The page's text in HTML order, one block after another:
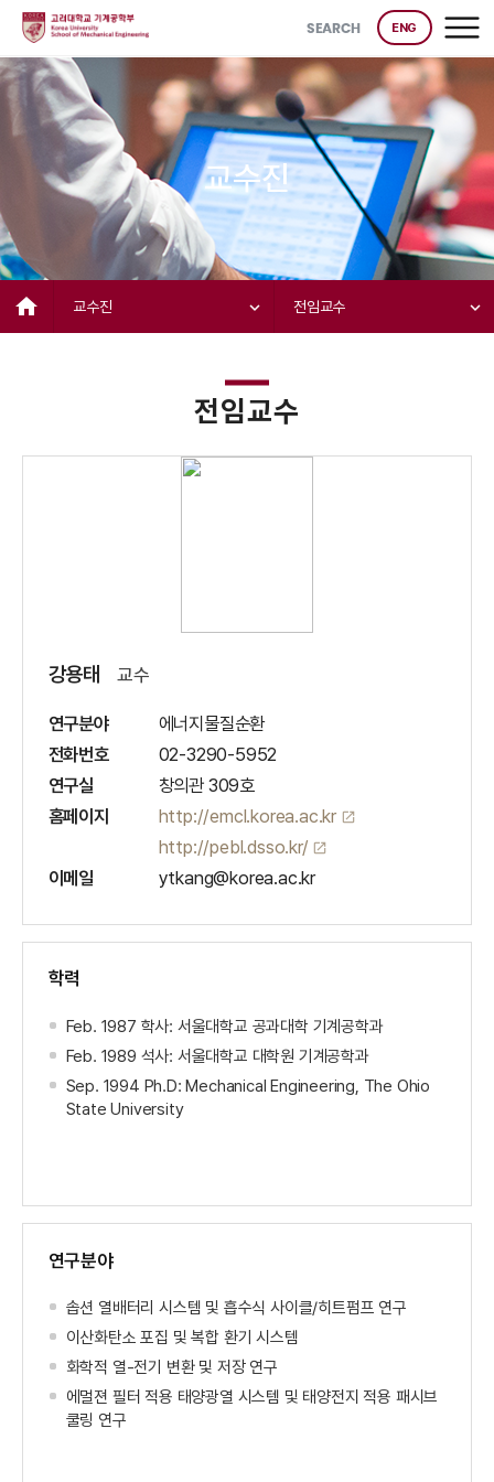
SEARCH ENG
교수진
home 교수진 expand_more 전임교수 expand_more
전임교수
강용태 교수
연구분야
에너지물질순환
전화번호
02-3290-5952
연구실
창의관 309호
홈페이지
http://emcl.korea.ac.kr open_in_new
http://pebl.dsso.kr/ open_in_new
이메일 ytkang@korea.ac.kr
학력
Feb. 1987 학사: 서울대학교 공과대학 기계공학과
Feb. 1989 석사: 서울대학교 대학원 기계공학과
Sep. 1994 Ph.D: Mechanical Engineering, The Ohio
State University
연구분야
솝션 열배터리 시스템 및 흡수식 사이클/히트펌프 연구
이산화탄소 포집 및 복합 환기 시스템
화학적 열-전기 변환 및 저장 연구
에멀젼 필터 적용 태양광열 시스템 및 태양전지 적용 패시브
쿨링 연구